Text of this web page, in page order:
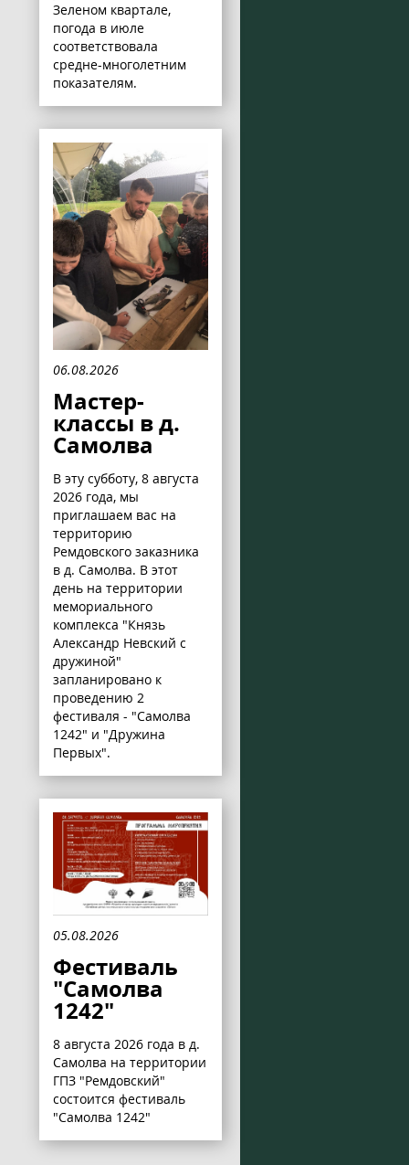
Зеленом квартале,
погода в июле
соответствовала
средне-многолетним
показателям.
06.08.2026
Мастер-
классы в д.
Самолва
В эту субботу, 8 августа
2026 года, мы
приглашаем вас на
территорию
Ремдовского заказника
в д. Самолва. В этот
день на территории
мемориального
комплекса "Князь
Александр Невский с
дружиной"
запланировано к
проведению 2
фестиваля - "Самолва
1242" и "Дружина
Первых".
05.08.2026
Фестиваль
"Самолва
1242"
8 августа 2026 года в д.
Самолва на территории
ГПЗ "Ремдовский"
состоится фестиваль
"Самолва 1242"